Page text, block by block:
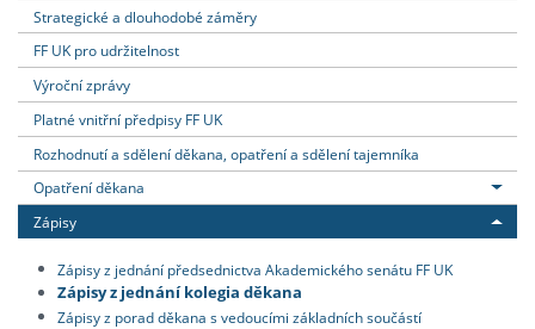
Strategické a dlouhodobé záměry
FF UK pro udržitelnost
Výroční zprávy
Platné vnitřní předpisy FF UK
Rozhodnutí a sdělení děkana, opatření a sdělení tajemníka
Opatření děkana
Zápisy
Zápisy z jednání předsednictva Akademického senátu FF UK
Zápisy z jednání kolegia děkana
Zápisy z porad děkana s vedoucími základních součástí